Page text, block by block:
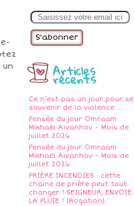
m
Articles
récents
Ce n’est pas un jour pour se
souvenir de la violence ...
Pensée du jour Omraam
Mikhaël Aïvanhov - Mois de
juillet 2026
Pensée du jour Omraam
Mikhaël Aïvanhov - Mois de
juillet 2026
PRIÈRE INCENDIES : cette
chaine de prière peut tout
changer ! SEIGNEUR, ENVOIE
LA PLUIE ! (Rogation)